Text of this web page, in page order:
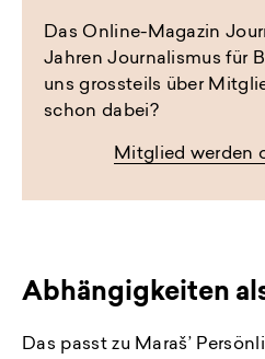
Das Online-Magazin
Jahren Journalismus für
uns grossteils über
schon dabei?
Mitglied werden
Abhängigkeiten
Das passt zu Maraš’